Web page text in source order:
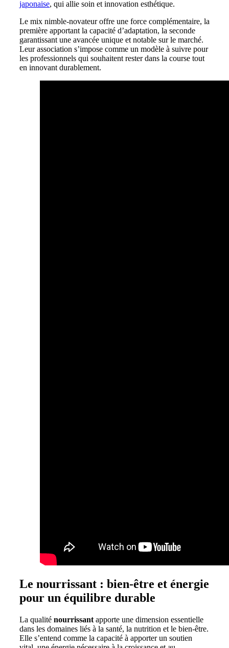
japonaise, qui allie soin et innovation esthétique.
Le mix nimble-novateur offre une force complémentaire, la
première apportant la capacité d’adaptation, la seconde
garantissant une avancée unique et notable sur le marché.
Leur association s’impose comme un modèle à suivre pour
les professionnels qui souhaitent rester dans la course tout
en innovant durablement.
Le nourrissant : bien-être et énergie
pour un équilibre durable
La qualité nourrissant apporte une dimension essentielle
dans les domaines liés à la santé, la nutrition et le bien-être.
Elle s’entend comme la capacité à apporter un soutien